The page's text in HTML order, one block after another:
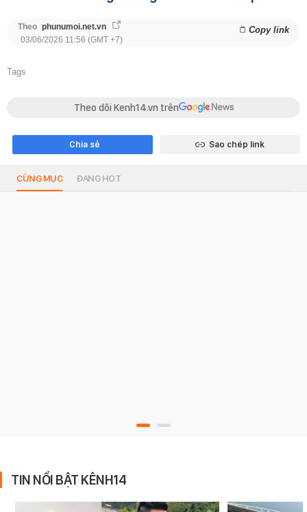
Theo phunumoi.net.vn Copy link
03/06/2026 11:56 (GMT +7)
Tags
Theo dõi Kenh14.vn trên
Chia sẻ Sao chép link
CÙNG MỤC ĐANG HOT
TIN NỔI BẬT KÊNH14